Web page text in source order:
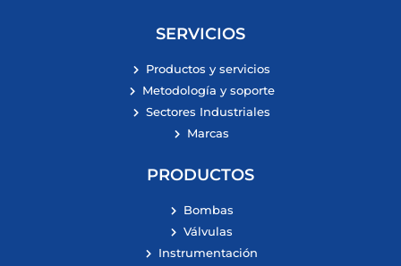
SERVICIOS
Productos y servicios
Metodología y soporte
Sectores Industriales
Marcas
PRODUCTOS
Bombas
Válvulas
Instrumentación